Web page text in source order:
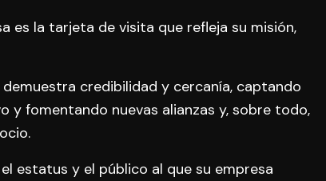
es la tarjeta de visita que refleja su misión,
credibilidad y cercanía, captando
y fomentando nuevas alianzas y, sobre todo,
estatus y el público al que su empresa